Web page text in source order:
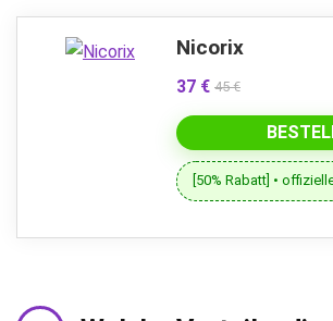
Nicorix
37 € 45 €
[50% Rabatt] •